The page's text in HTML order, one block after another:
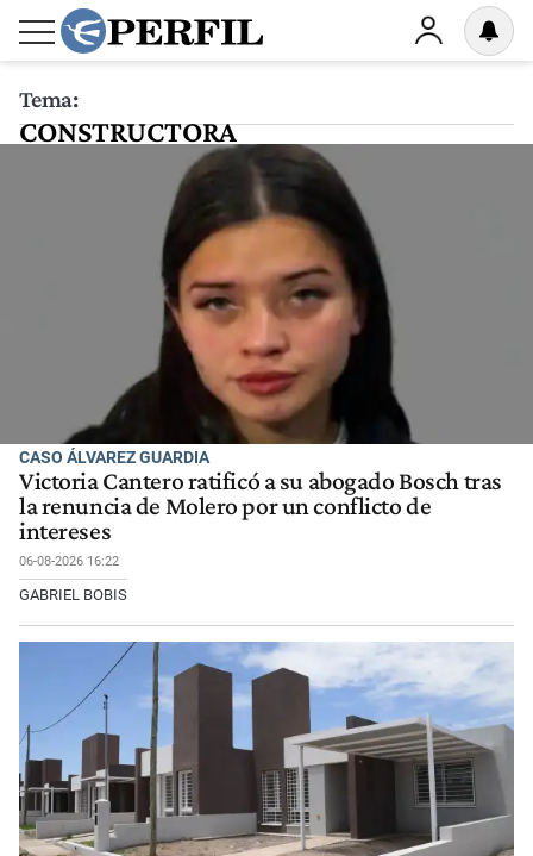
Tema:
CONSTRUCTORA
CASO ÁLVAREZ GUARDIA
Victoria Cantero ratificó a su abogado Bosch tras
la renuncia de Molero por un conflicto de
intereses
06-08-2026 16:22
GABRIEL BOBIS